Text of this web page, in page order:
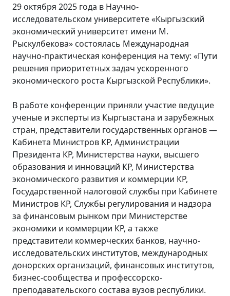
29 октября 2025 года в Научно-
исследовательском университете «Кыргызский
экономический университет имени М.
Рыскулбекова» состоялась Международная
научно-практическая конференция на тему: «Пути
решения приоритетных задач ускоренного
экономического роста Кыргызской Республики».
В работе конференции приняли участие ведущие
ученые и эксперты из Кыргызстана и зарубежных
стран, представители государственных органов —
Кабинета Министров КР, Администрации
Президента КР, Министерства науки, высшего
образования и инноваций КР, Министерства
экономического развития и коммерции КР,
Государственной налоговой службы при Кабинете
Министров КР, Службы регулирования и надзора
за финансовым рынком при Министерстве
экономики и коммерции КР, а также
представители коммерческих банков, научно-
исследовательских институтов, международных
донорских организаций, финансовых институтов,
бизнес-сообщества и профессорско-
преподавательского состава вузов республики.